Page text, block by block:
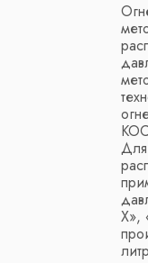
X»,
Запишитесь на
и мы свяжемся с